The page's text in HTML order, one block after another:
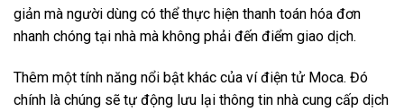
giản mà người dùng có thể thực hiện thanh toán hóa đơn
nhanh chóng tại nhà mà không phải đến điểm giao dịch.
Thêm một tính năng nổi bật khác của ví điện tử Moca. Đó
chính là chúng sẽ tự động lưu lại thông tin nhà cung cấp dịch